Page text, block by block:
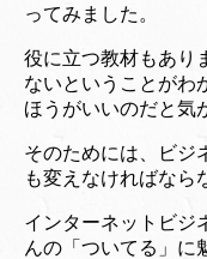
ってみました。
役に立つ教材もあり
ないということがわ
ほうがいいのだと気
そのためには、ビジ
も変えなければなら
インターネットビジ
んの「ついてる」に